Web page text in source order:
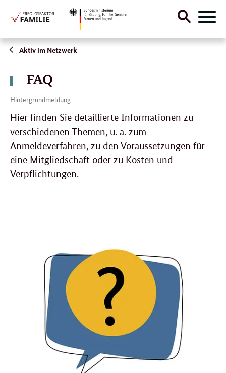
Direktlink:
Suche
Aktiv im Netzwerk
FAQ
Hintergrundmeldung
Hier finden Sie detaillierte Informationen zu
verschiedenen Themen, u. a. zum
Anmeldeverfahren, zu den Voraussetzungen für
eine Mitgliedschaft oder zu Kosten und
Verpflichtungen.